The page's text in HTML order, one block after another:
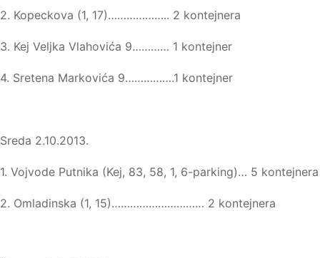
2. Kopeckova (1, 17)……………….. 2 kontejnera
3. Kej Veljka Vlahovića 9………… 1 kontejner
4. Sretena Markovića 9…………….1 kontejner
Sreda 2.10.2013.
1. Vojvode Putnika (Kej, 83, 58, 1, 6-parking)… 5 kontejnera
2. Omladinska (1, 15)………………………… 2 kontejnera